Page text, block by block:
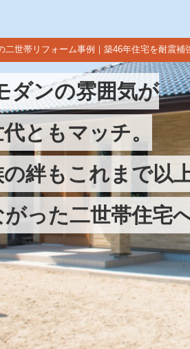
二世帯リフォーム事例｜築46年住宅を耐震補
ダンの雰囲気が
ともマッチ。
の絆もこれまで以
った二世帯住宅